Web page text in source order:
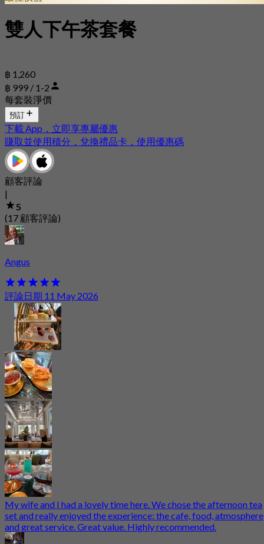
雙人下午茶套餐
฿ 1,260
฿ 999 / 1-2
每套裝淨價
預訂
下載 App，立即享專屬優惠
賺取並使用積分，兌換禮品卡，使用優惠碼
顧客評論
|
5
(17 顧客評論)
Angus
評論日期 11 May 2026
My wife and I had a lovely time here. We chose the afternoon tea
set and really enjoyed the experience: the cafe, food, atmosphere
and great service. Great value. Highly recommended.